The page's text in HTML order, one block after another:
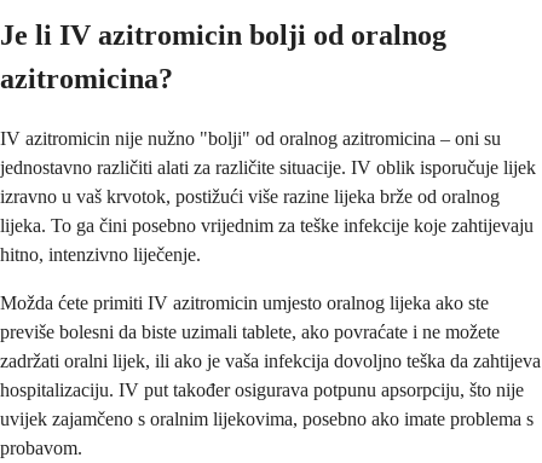
Je li IV azitromicin bolji od oralnog
azitromicina?
IV azitromicin nije nužno "bolji" od oralnog azitromicina – oni su
jednostavno različiti alati za različite situacije. IV oblik isporučuje lijek
izravno u vaš krvotok, postižući više razine lijeka brže od oralnog
lijeka. To ga čini posebno vrijednim za teške infekcije koje zahtijevaju
hitno, intenzivno liječenje.
Možda ćete primiti IV azitromicin umjesto oralnog lijeka ako ste
previše bolesni da biste uzimali tablete, ako povraćate i ne možete
zadržati oralni lijek, ili ako je vaša infekcija dovoljno teška da zahtijeva
hospitalizaciju. IV put također osigurava potpunu apsorpciju, što nije
uvijek zajamčeno s oralnim lijekovima, posebno ako imate problema s
probavom.